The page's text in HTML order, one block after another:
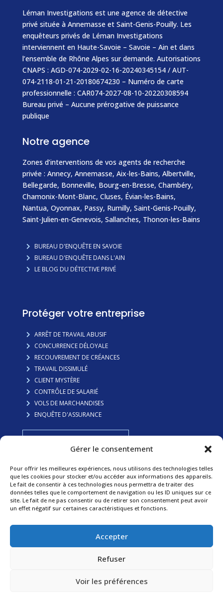
Gérer le consentement
Pour offrir les meilleures expériences, nous utilisons des technologies telles
que les cookies pour stocker et/ou accéder aux informations des appareils.
Le fait de consentir à ces technologies nous permettra de traiter des
données telles que le comportement de navigation ou les ID uniques sur ce
site. Le fait de ne pas consentir ou de retirer son consentement peut avoir
un effet négatif sur certaines caractéristiques et fonctions.
Accepter
Refuser
Voir les préférences
Léman Investigations est une agence de détective
privé située à Annemasse et Saint-Genis-Pouilly. Les
enquêteurs privés de Léman Investigations
interviennent en Haute-Savoie – Savoie – Ain et dans
l’ensemble de Rhône Alpes sur demande. Autorisations
CNAPS : AGD-074-2029-02-16-20240345154 / AUT-
074-2118-01-21-20180674230 – Numéro de carte
professionnelle : CAR074-2027-08-10-20220308594
Bureau privé – Aucune prérogative de puissance
publique
Notre agence
Zones d’interventions de vos agents de recherche
privée : Annecy, Annemasse, Aix-les-Bains, Albertville,
Bellegarde, Bonneville, Bourg-en-Bresse, Chambéry,
Chamonix-Mont-Blanc, Cluses, Évian-les-Bains,
Nantua, Oyonnax, Passy, Rumilly, Saint-Genis-Pouilly,
Saint-Julien-en-Genevois, Sallanches, Thonon-les-Bains
BUREAU D'ENQUÊTE EN SAVOIE
BUREAU D'ENQUÊTE DANS L'AIN
LE BLOG DU DÉTECTIVE PRIVÉ
Protéger votre entreprise
ARRÊT DE TRAVAIL ABUSIF
CONCURRENCE DÉLOYALE
RECOUVREMENT DE CRÉANCES
TRAVAIL DISSIMULÉ
CLIENT MYSTÈRE
CONTRÔLE DE SALARIÉ
VOLS DE MARCHANDISES
ENQUÊTE D'ASSURANCE
Préserver votre famille
ADULTÈRE
GARDE D’ENFANTS
RECHERCHE DE DÉBITEURS
©2025 Léman investigations détective privé.